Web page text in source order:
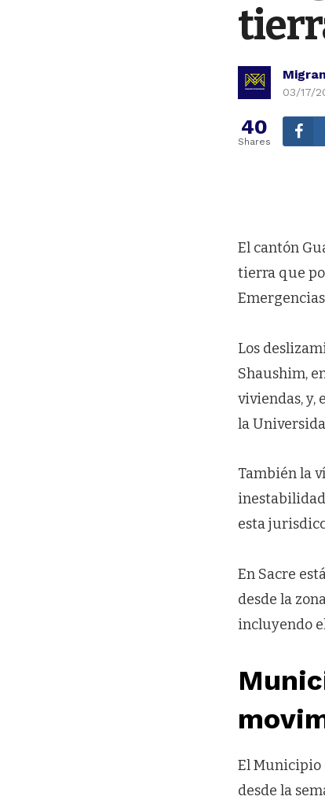
03/17/
40
Shares
El cantón
tierra que
Los
Shaushim,
viviendas, y,
la
También la
inestabilidad
esta
En Sacre
desde la
incluyendo
El Municipio
desde la